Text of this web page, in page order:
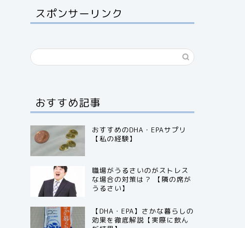
スポンサーリンク
おすすめ記事
おすすめのDHA・EPAサプリ
【私の経験】
職場がうるさいのがストレス
な場合の対策は？ 【隣の席が
うるさい】
【DHA・EPA】さかな暮らしの
効果を徹底解説【実際に飲ん